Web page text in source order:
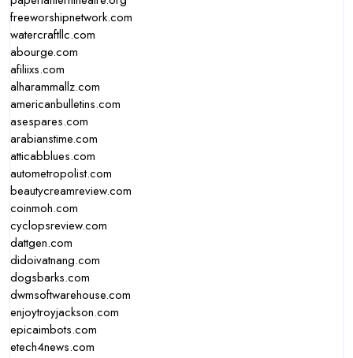
freeworshipnetwork.com
watercraftllc.com
abourge.com
afiliixs.com
alharammallz.com
americanbulletins.com
asespares.com
arabianstime.com
atticabblues.com
autometropolist.com
beautycreamreview.com
coinmoh.com
cyclopsreview.com
dattgen.com
didoivatnang.com
dogsbarks.com
dwmsoftwarehouse.com
enjoytroyjackson.com
epicaimbots.com
etech4news.com